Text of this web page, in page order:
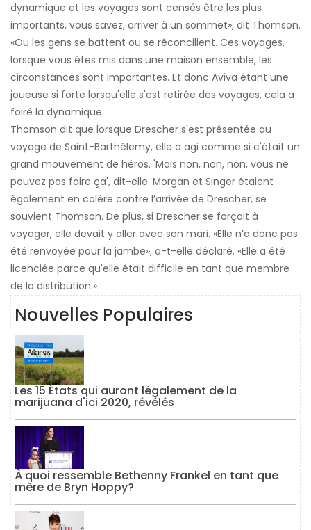
dynamique et les voyages sont censés être les plus
importants, vous savez, arriver à un sommet», dit Thomson.
«Ou les gens se battent ou se réconcilient. Ces voyages,
lorsque vous êtes mis dans une maison ensemble, les
circonstances sont importantes. Et donc Aviva étant une
joueuse si forte lorsqu'elle s'est retirée des voyages, cela a
foiré la dynamique.
Thomson dit que lorsque Drescher s'est présentée au
voyage de Saint-Barthélemy, elle a agi comme si c'était un
grand mouvement de héros. 'Mais non, non, non, vous ne
pouvez pas faire ça', dit-elle. Morgan et Singer étaient
également en colère contre l’arrivée de Drescher, se
souvient Thomson. De plus, si Drescher se forçait à
voyager, elle devait y aller avec son mari. «Elle n’a donc pas
été renvoyée pour la jambe», a-t-elle déclaré. «Elle a été
licenciée parce qu'elle était difficile en tant que membre
de la distribution.»
Nouvelles Populaires
Les 15 États qui auront légalement de la
marijuana d'ici 2020, révélés
À quoi ressemble Bethenny Frankel en tant que
mère de Bryn Hoppy?